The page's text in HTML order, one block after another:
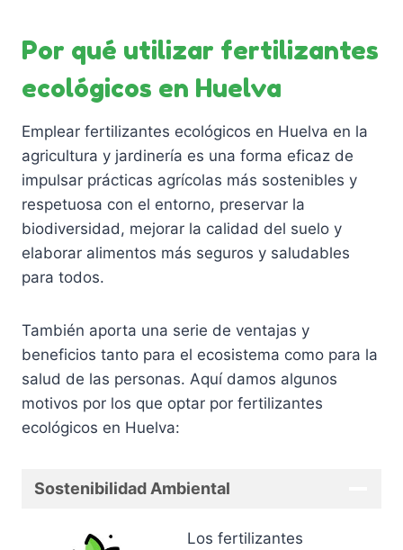
Por qué utilizar fertilizantes
ecológicos en Huelva
Emplear fertilizantes ecológicos en Huelva en la
agricultura y jardinería es una forma eficaz de
impulsar prácticas agrícolas más sostenibles y
respetuosa con el entorno, preservar la
biodiversidad, mejorar la calidad del suelo y
elaborar alimentos más seguros y saludables
para todos.
También aporta una serie de ventajas y
beneficios tanto para el ecosistema como para la
salud de las personas. Aquí damos algunos
motivos por los que optar por fertilizantes
ecológicos en Huelva:
Sostenibilidad Ambiental
Los fertilizantes